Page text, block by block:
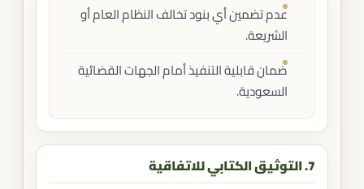
عدم تضمين أي بنود تخالف النظام العام أو
الشريعة.
ضمان قابلية التنفيذ أمام الجهات القضائية
السعودية.
7. التوثيق الكتابي للاتفاقية